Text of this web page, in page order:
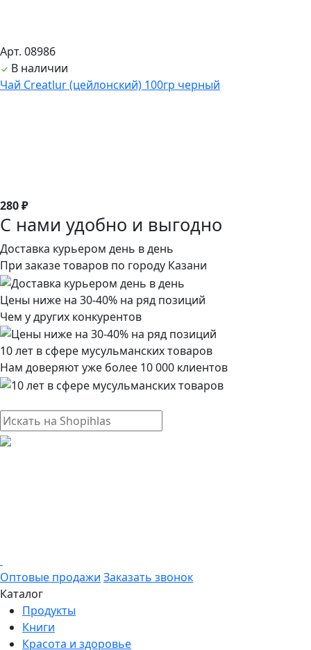
Арт. 08986
В наличии
Чай Creatlur (цейлонский) 100гр черный
280 ₽
С нами удобно и выгодно
Доставка курьером день в день
При заказе товаров по городу Казани
Цены ниже на 30-40% на ряд позиций
Чем у других конкурентов
10 лет в сфере мусульманских товаров
Нам доверяют уже более 10 000 клиентов
Оптовые продажи Заказать звонок
Каталог
Продукты
Книги
Красота и здоровье